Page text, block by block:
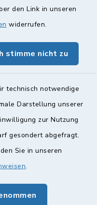
den Link in unseren
widerrufen.
stimme nicht zu
technisch notwendige
Darstellung unserer
zur Nutzung
gesondert abgefragt.
Sie in unseren
.